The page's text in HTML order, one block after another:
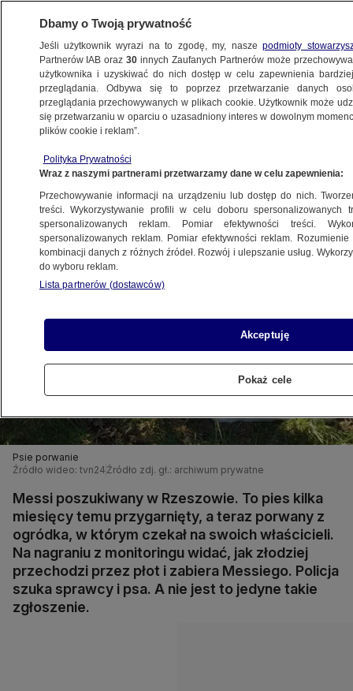
PROGRAMY
28.07.2015, 22:20
Udostępnij
Psie porwanie
Źródło wideo: tvn24 Źródło zdj. gł.: archiwum prywatne
Messi poszukiwany w Rzeszowie. To pies kilka
miesięcy temu przygarnięty, a teraz porwany z
ogródka, w którym czekał na swoich właścicieli.
Na nagraniu z monitoringu widać, jak złodziej
przechodzi przez płot i zabiera Messiego. Policja
szuka sprawcy i psa. A nie jest to jedyne takie
zgłoszenie.
Dbamy o Twoją prywatność
Jeśli użytkownik wyrazi na to zgodę, my, naszepodmioty
Partnerów IAB oraz30 innych Zaufanych Partnerów może
użytkownika i uzyskiwać do nich dostęp w celu zapewnienia
przeglądania. Odbywa się to poprzez przetwarzanie danych
przeglądania przechowywanych w plikach cookie. Użytkownik może
się przetwarzaniu w oparciu o uzasadniony interes w dowolnym
plików cookie i reklam”.
Polityka Prywatności
Wraz z naszymi partnerami przetwarzamy dane w celu zapewnienia:
Przechowywanie informacji na urządzeniu lub dostęp do nich.
treści. Wykorzystywanie profili w celu doboru spersonalizowanych
spersonalizowanych reklam. Pomiar efektywności treści.
spersonalizowanych reklam. Pomiar efektywności reklam.
kombinacji danych z różnych źródeł. Rozwój i ulepszanie usług.
do wyboru reklam.
Lista partnerów (dostawców)
Akceptuję
Pokaż cele